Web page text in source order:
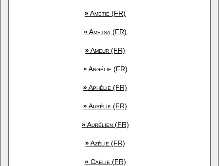
»Amétie (FR)
»Ametsa (FR)
»Ameur (FR)
»Angélie (FR)
»Aphélie (FR)
»Aurélie (FR)
»Aurélien (FR)
»Azélie (FR)
»Caëlie (FR)